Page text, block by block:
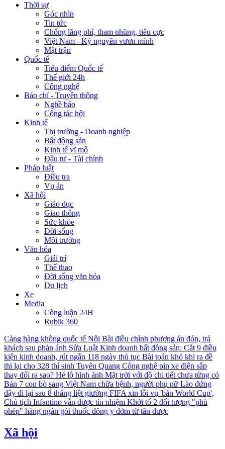
Thời sự
Góc nhìn
Tin tức
Chống lãng phí, tham nhũng, tiêu cực
Việt Nam - Kỷ nguyên vươn mình
Mặt trận
Quốc tế
Tiêu điểm Quốc tế
Thế giới 24h
Công nghệ
Báo chí - Truyền thông
Nghề báo
Công tác hội
Kinh tế
Thị trường - Doanh nghiệp
Bất động sản
Kinh tế vĩ mô
Đầu tư - Tài chính
Pháp luật
Điều tra
Vụ án
Xã hội
Giáo dục
Giao thông
Sức khỏe
Đời sống
Môi trường
Văn hóa
Giải trí
Thể thao
Đời sống văn hóa
Du lịch
Xe
Media
Công luận 24H
Rubik 360
Cảng hàng không quốc tế Nội Bài điều chỉnh phương án đón, trả
khách sau phản ánh Sửa Luật Kinh doanh bất động sản: Cắt 9 điều
kiện kinh doanh, rút ngắn 118 ngày thủ tục Bài toán khó khi ra đề
thi lại cho 328 thí sinh Tuyên Quang Công nghệ pin xe điện sắp
thay đổi ra sao? Hé lộ hình ảnh Mặt trời với độ chi tiết chưa từng có
Bán 7 con bò sang Việt Nam chữa bệnh, người phụ nữ Lào đứng
dậy đi lại sau 8 tháng liệt giường FIFA xin lỗi vụ 'bán World Cup',
Chủ tịch Infantino vẫn được tín nhiệm Khởi tố 2 đối tượng "phù
phép" hàng ngàn gói thuốc đông y dởm từ tân dược
Xã hội